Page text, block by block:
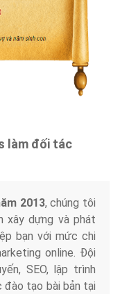
làm đối tác
2013, chúng tôi
xây dựng và phát
bạn với mức chi
online. Đội
SEO, lập trình
đào tạo bài bản tại